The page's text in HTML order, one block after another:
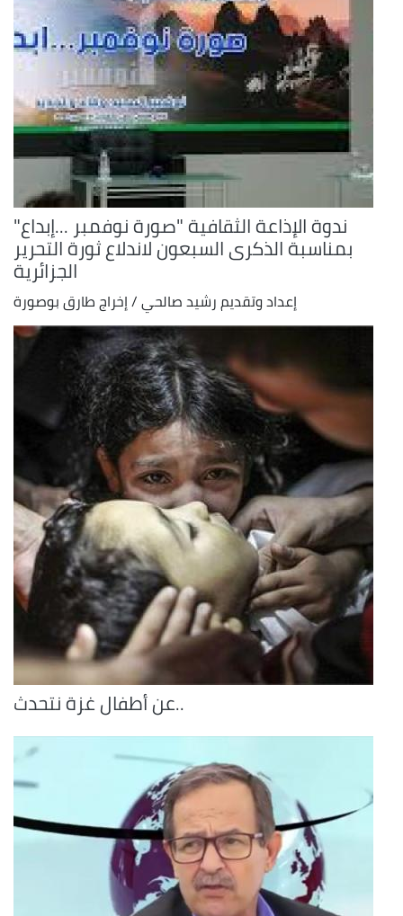
ندوة الإذاعة الثقافية "صورة نوفمبر ...إبداع"
بمناسبة الذكرى السبعون لاندلاع ثورة التحرير
الجزائرية
إعداد وتقديم رشيد صالحي / إخراج طارق بوصورة
..عن أطفال غزة نتحدث